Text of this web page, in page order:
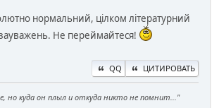
нормальний, цілком літературний
Не переймайтеся!
QQ ЦИТИРОВАТЬ
но куда он плыл и откуда никто не помнит..."